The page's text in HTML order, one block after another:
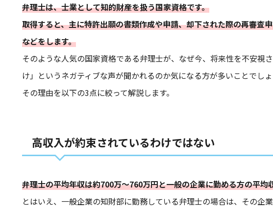
弁理士は、士業として知的財産を扱う国家資格です。
取得すると、主に特許出願の書類作成や申請、却下された際の再審査
などをします。
そのような人気の国家資格である弁理士が、なぜ今、将来性を不安視
け」というネガティブな声が聞かれるのか気になる方が多いことでしょ
その理由を以下の3点に絞って解説します。
高収入が約束されているわけではない
弁理士の平均年収は約700万～760万円と一般の企業に勤める方の平均
とはいえ、一般企業の知財部に勤務している弁理士の場合は、その企